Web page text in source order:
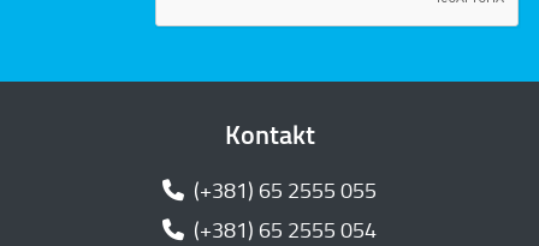
Kontakt
(+381) 65 2555 055
(+381) 65 2555 054